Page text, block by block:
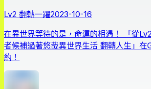
Lv2 翻轉一躍2023-10-16
在異世界等待的是，命運的相遇！ 「從
者候補過著悠哉異世界生活 翻轉人生」在
約！